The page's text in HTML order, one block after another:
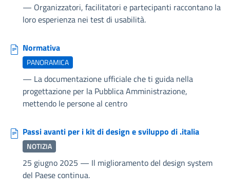
— Organizzatori, facilitatori e partecipanti raccontano la
loro esperienza nei test di usabilità.
Normativa
PANORAMICA
— La documentazione ufficiale che ti guida nella
progettazione per la Pubblica Amministrazione,
mettendo le persone al centro
Passi avanti per i kit di design e sviluppo di .italia
NOTIZIA
25 giugno 2025 — Il miglioramento del design system
del Paese continua.